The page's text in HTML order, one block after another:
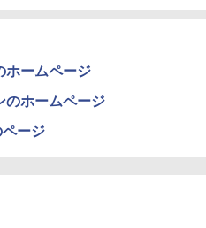
ホームページ
のホームページ
ージ